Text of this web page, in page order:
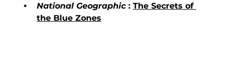
National Geographic : The Secrets of
the Blue Zones